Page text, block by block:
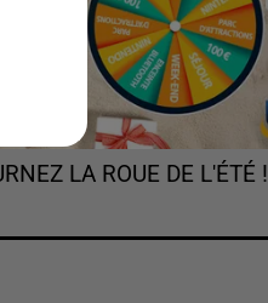
LA ROUE DE L'ÉTÉ !